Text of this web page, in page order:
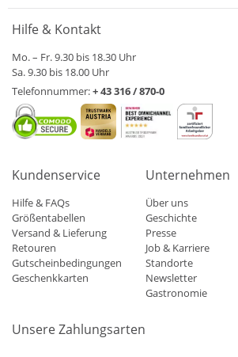
Hilfe & Kontakt
Mo. – Fr. 9.30 bis 18.30 Uhr
Sa. 9.30 bis 18.00 Uhr
Telefonnummer:+ 43 316 / 870-0
Kundenservice
Hilfe & FAQs
Größentabellen
Versand & Lieferung
Retouren
Gutscheinbedingungen
Geschenkkarten
Unternehmen
Über uns
Geschichte
Presse
Job & Karriere
Standorte
Newsletter
Gastronomie
Unsere Zahlungsarten